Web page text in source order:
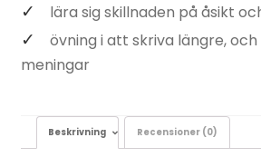
lära sig skillnaden på åsikt
övning i att skriva längre,
meningar
Beskrivning Recensioner (0)